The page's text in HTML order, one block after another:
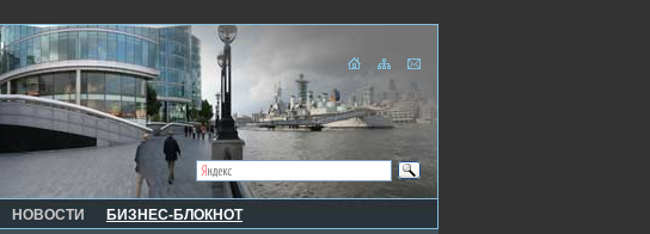
НОВОСТИ БИЗНЕС-БЛОКНОТ